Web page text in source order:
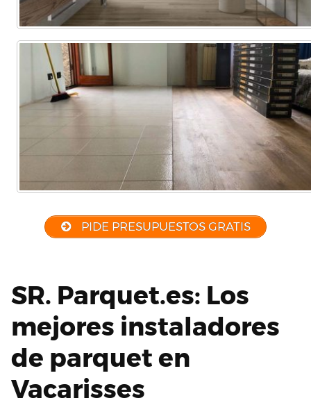
PIDE PRESUPUESTOS GRATIS
SR. Parquet.es: Los
mejores instaladores
de parquet en
Vacarisses